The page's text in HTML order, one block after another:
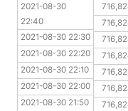
2021-08-30 22:40
2021-08-30 22:30
2021-08-30 22:20
2021-08-30 22:10
2021-08-30 22:00
2021-08-30 21:50
2021-08-30 21:40
2021-08-30
22:40
2021-08-30 22:30
2021-08-30 22:20
2021-08-30 22:10
2021-08-30 22:00
2021-08-30 21:50